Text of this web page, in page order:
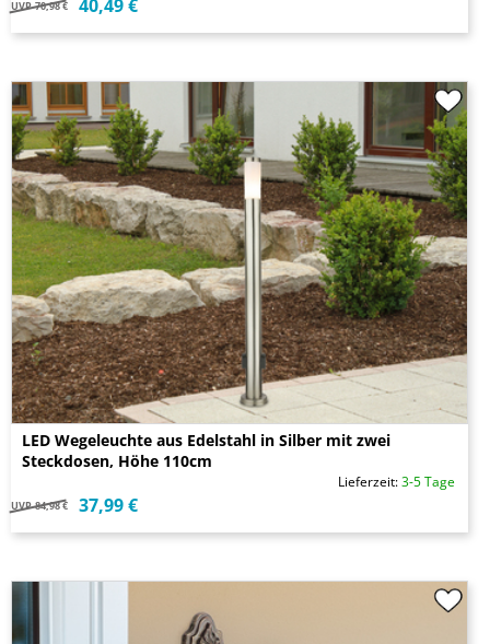
UVP 70,98 € 40,49 €
LED Wegeleuchte aus Edelstahl in Silber mit zwei
Steckdosen, Höhe 110cm
Lieferzeit:3-5 Tage
UVP 84,98 € 37,99 €